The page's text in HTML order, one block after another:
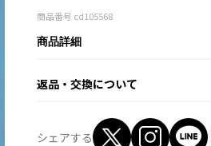
商品番号 cd105568
商品詳細
返品・交換について
シェアする